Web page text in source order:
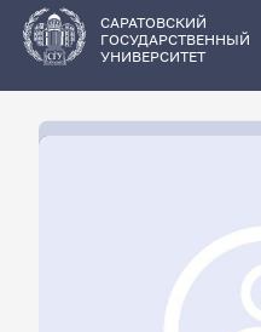
основному
содержанию
САРАТОВСКИЙ
ГОСУДАРСТВЕННЫЙ
УНИВЕРСИТЕТ